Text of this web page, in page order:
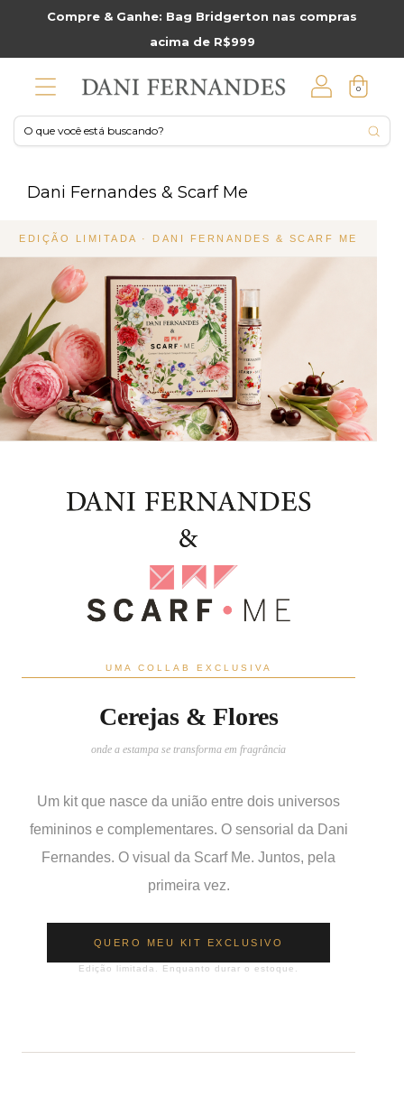
Compre & Ganhe: Bag Bridgerton nas compras
acima de R$999
0
Dani Fernandes & Scarf Me
EDIÇÃO LIMITADA · DANI FERNANDES & SCARF ME
UMA COLLAB EXCLUSIVA
Cerejas & Flores
onde a estampa se transforma em fragrância
Um kit que nasce da união entre dois universos
femininos e complementares. O sensorial da Dani
Fernandes. O visual da Scarf Me. Juntos, pela
primeira vez.
QUERO MEU KIT EXCLUSIVO
Edição limitada. Enquanto durar o estoque.